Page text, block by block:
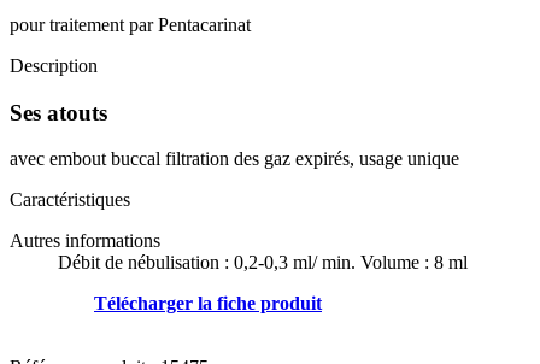
pour traitement par Pentacarinat
Description
Ses atouts
avec embout buccal filtration des gaz expirés, usage unique
Caractéristiques
Autres informations
Débit de nébulisation : 0,2-0,3 ml/ min. Volume : 8 ml
Télécharger la fiche produit